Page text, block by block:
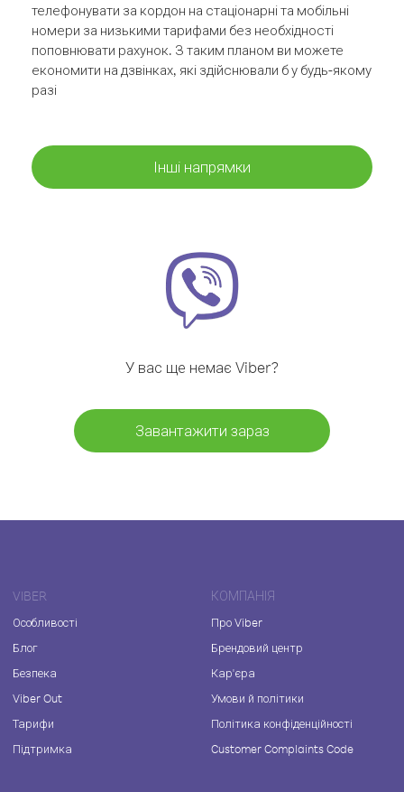
телефонувати за кордон на стаціонарні та мобільні
номери за низькими тарифами без необхідності
поповнювати рахунок. З таким планом ви можете
економити на дзвінках, які здійснювали б у будь-якому
разі
Інші напрямки
У вас ще немає Viber?
Завантажити зараз
VIBER
Особливості
Блог
Безпека
Viber Out
Тарифи
Підтримка
КОМПАНІЯ
Про Viber
Брендовий центр
Кар'єра
Умови й політики
Політика конфіденційності
Customer Complaints Code